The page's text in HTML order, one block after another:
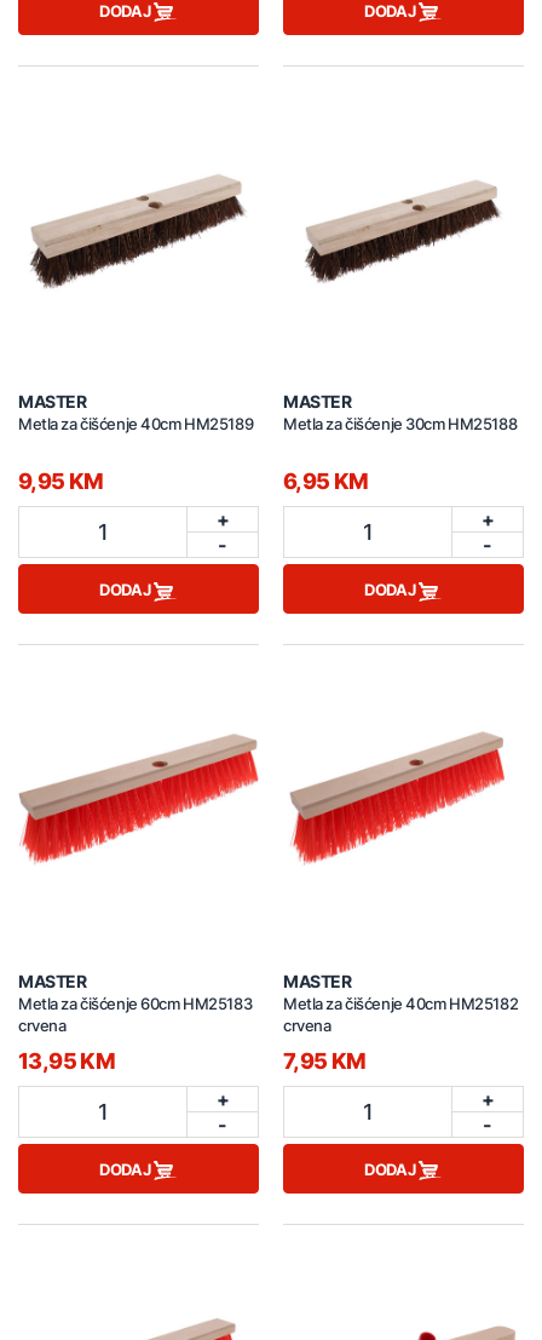
DODAJ DODAJ
MASTER
Metla za čišćenje 40cm HM25189
9,95 KM
1
+
-
DODAJ
MASTER
Metla za čišćenje 30cm HM25188
6,95 KM
1
+
-
DODAJ
MASTER
Metla za čišćenje 60cm HM25183
crvena
13,95 KM
1
+
-
DODAJ
MASTER
Metla za čišćenje 40cm HM25182
crvena
7,95 KM
1
+
-
DODAJ